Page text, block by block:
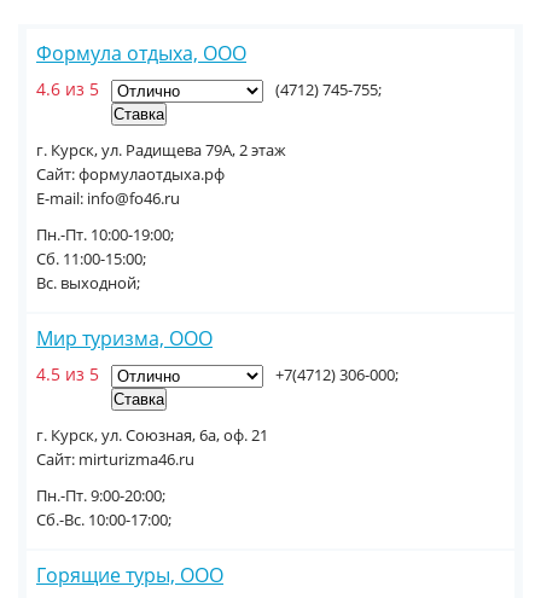
Формула отдыха, ООО
4.6 из 5
г. Курск, ул. Радищева 79А, 2 этаж
Сайт: формулаотдыха.рф
E-mail: info@fo46.ru
(4712) 745-755;
Пн.-Пт. 10:00-19:00;
Сб. 11:00-15:00;
Вс. выходной;
Мир туризма, ООО
4.5 из 5
г. Курск, ул. Союзная, 6а, оф. 21
Сайт: mirturizma46.ru
+7(4712) 306-000;
Пн.-Пт. 9:00-20:00;
Сб.-Вс. 10:00-17:00;
Горящие туры, ООО